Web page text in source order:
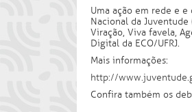
Uma ação em rede e e
Nacional da Juventude
Viração, Viva favela,
Digital da ECO/UFRJ.
Mais informações:
http://
Confira também os